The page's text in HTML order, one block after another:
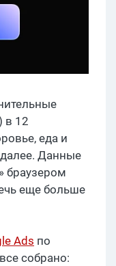
в 12
еда и
Данные
браузером
еще больше
Ads по
собрано: